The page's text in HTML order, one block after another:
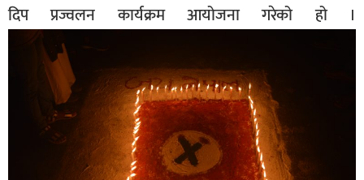
दिप प्रज्वलन कार्यक्रम आयोजना गरेको हो ।